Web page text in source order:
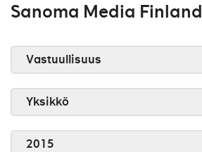
Sanoma Media Finland
Vastuullisuus
Yksikkö
2015